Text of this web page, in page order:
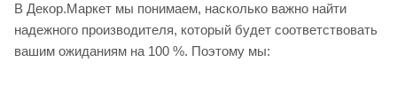
В Декор.Маркет мы понимаем, насколько важно найти
надежного производителя, который будет соответствовать
вашим ожиданиям на 100 %. Поэтому мы: